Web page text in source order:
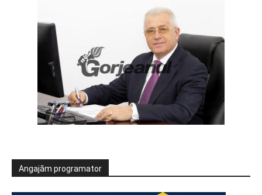
Angajăm programator